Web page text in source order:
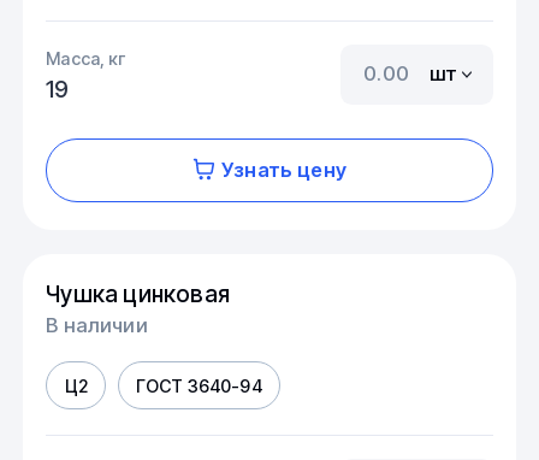
Масса, кг
19
шт
Узнать цену
Чушка цинковая
В наличии
Ц2 ГОСТ 3640-94